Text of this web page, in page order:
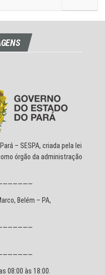
– SESPA, criada pela lei
órgão da administração
Belém – PA,
08:00 às 18:00.